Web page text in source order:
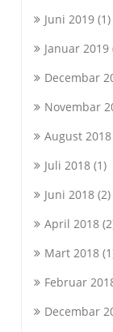
Juni 2019(1)
Januar 2019
Decembar
Novembar
August 2018
Juli 2018(1)
Juni 2018(2)
April 2018
Mart 2018
Februar
Decembar